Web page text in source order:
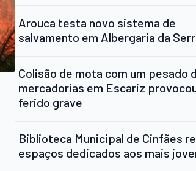
Arouca testa novo sistema de
salvamento em Albergaria da
Colisão de mota com um pesado
mercadorias em Escariz
ferido grave
Biblioteca Municipal de Cinfães
espaços dedicados aos mais